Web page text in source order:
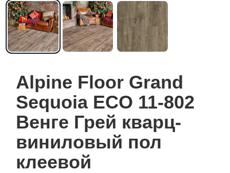
Alpine Floor Grand
Sequoia ECO 11-802
Венге Грей кварц-
виниловый пол
клеевой